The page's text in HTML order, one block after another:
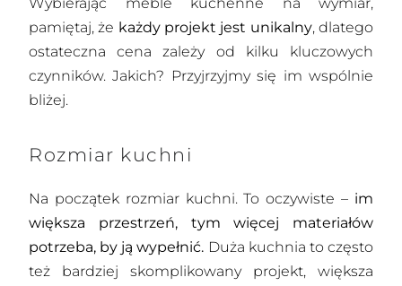
pamiętaj, że każdy projekt jest unikalny, dlatego
ostateczna cena zależy od kilku kluczowych
czynników. Jakich? Przyjrzyjmy się im wspólnie
bliżej.
Rozmiar kuchni
Na początek rozmiar kuchni. To oczywiste – im
większa przestrzeń, tym więcej materiałów
potrzeba, by ją wypełnić. Duża kuchnia to często
też bardziej skomplikowany projekt, większa